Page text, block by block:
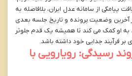
پیامکی از سامانه عدل ایران، بلافاصله به
آخرین وضعیت پرونده و تاریخ جلسه بعدی
به او کمک می کند تا همیشه یک قدم جلوتر
فرآیند جدایی خود داشته باشد.
رسیدگی: رویارویی با